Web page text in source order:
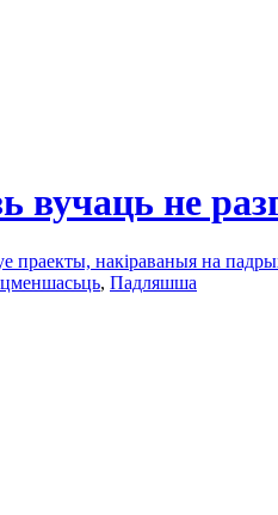
вучаць не
праекты, накіраваныя на
, Падляшша